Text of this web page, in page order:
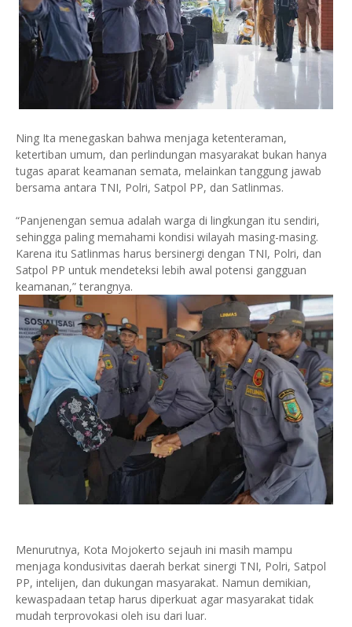
Ning Ita menegaskan bahwa menjaga ketenteraman,
ketertiban umum, dan perlindungan masyarakat bukan hanya
tugas aparat keamanan semata, melainkan tanggung jawab
bersama antara TNI, Polri, Satpol PP, dan Satlinmas.
“Panjenengan semua adalah warga di lingkungan itu sendiri,
sehingga paling memahami kondisi wilayah masing-masing.
Karena itu Satlinmas harus bersinergi dengan TNI, Polri, dan
Satpol PP untuk mendeteksi lebih awal potensi gangguan
keamanan,” terangnya.
Menurutnya, Kota Mojokerto sejauh ini masih mampu
menjaga kondusivitas daerah berkat sinergi TNI, Polri, Satpol
PP, intelijen, dan dukungan masyarakat. Namun demikian,
kewaspadaan tetap harus diperkuat agar masyarakat tidak
mudah terprovokasi oleh isu dari luar.